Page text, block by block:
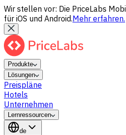
Wir stellen vor: Die PriceLabs
für iOS und Android.Mehr erfahren.
Produkte
Lösungen
Preispläne
Hotels
Unternehmen
Lernressourcen
de